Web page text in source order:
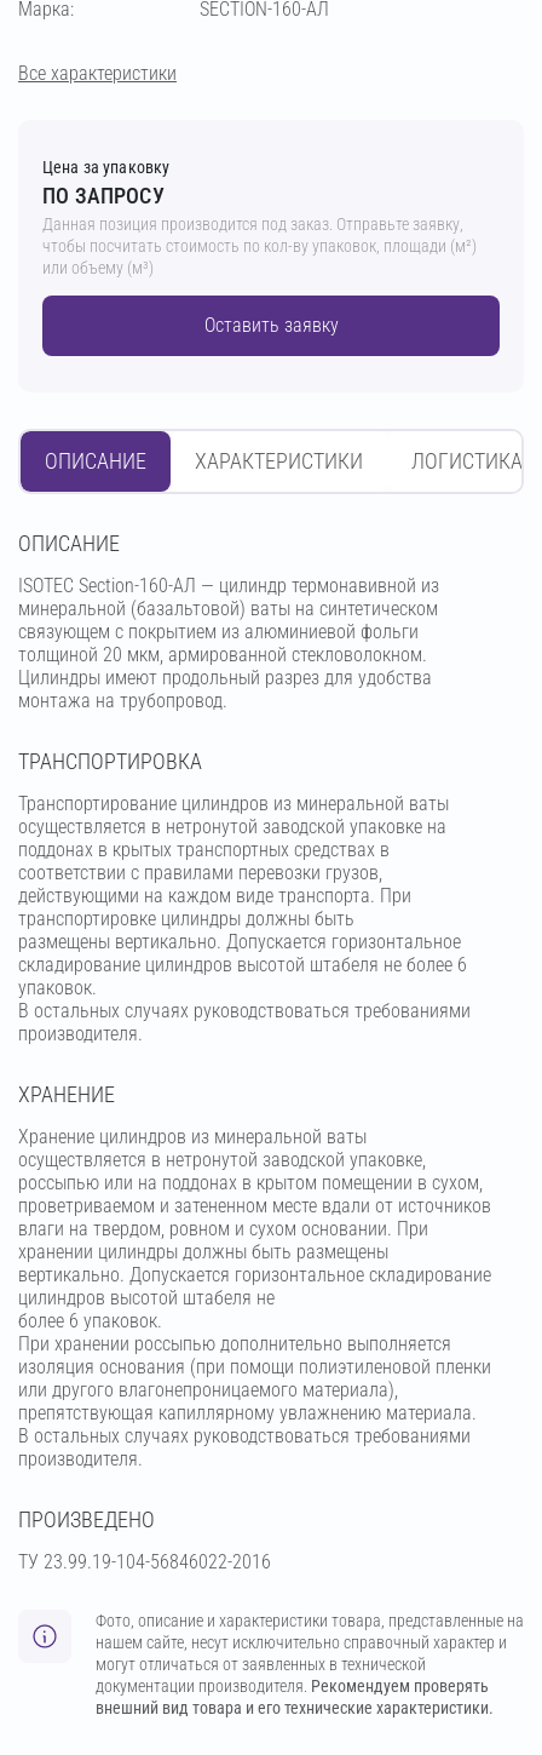
Марка:
SECTION-160-АЛ
Все характеристики
Цена за упаковку
ПО ЗАПРОСУ
Данная позиция производится под заказ. Отправьте заявку,
чтобы посчитать стоимость по кол-ву упаковок, площади (м²)
или объему (м³)
Оставить заявку
ОПИСАНИЕ ХАРАКТЕРИСТИКИ ЛОГИСТИКА
OПИСАНИЕ
ISOTEC Section-160-АЛ — цилиндр термонавивной из
минеральной (базальтовой) ваты на синтетическом
связующем с покрытием из алюминиевой фольги
толщиной 20 мкм, армированной стекловолокном.
Цилиндры имеют продольный разрез для удобства
монтажа на трубопровод.
ТРАНСПОРТИРОВКА
Транспортирование цилиндров из минеральной ваты
осуществляется в нетронутой заводской упаковке на
поддонах в крытых транспортных средствах в
соответствии с правилами перевозки грузов,
действующими на каждом виде транспорта. При
транспортировке цилиндры должны быть
размещены вертикально. Допускается горизонтальное
складирование цилиндров высотой штабеля не более 6
упаковок.
В остальных случаях руководствоваться требованиями
производителя.
ХРАНЕНИЕ
Хранение цилиндров из минеральной ваты
осуществляется в нетронутой заводской упаковке,
россыпью или на поддонах в крытом помещении в сухом,
проветриваемом и затененном месте вдали от источников
влаги на твердом, ровном и сухом основании. При
хранении цилиндры должны быть размещены
вертикально. Допускается горизонтальное складирование
цилиндров высотой штабеля не
более 6 упаковок.
При хранении россыпью дополнительно выполняется
изоляция основания (при помощи полиэтиленовой пленки
или другого влагонепроницаемого материала),
препятствующая капиллярному увлажнению материала.
В остальных случаях руководствоваться требованиями
производителя.
ПРОИЗВЕДЕНО
ТУ 23.99.19-104-56846022-2016
Фото, описание и характеристики товара, представленные на
нашем сайте, несут исключительно справочный характер и
могут отличаться от заявленных в технической
документации производителя. Рекомендуем проверять
внешний вид товара и его технические характеристики.